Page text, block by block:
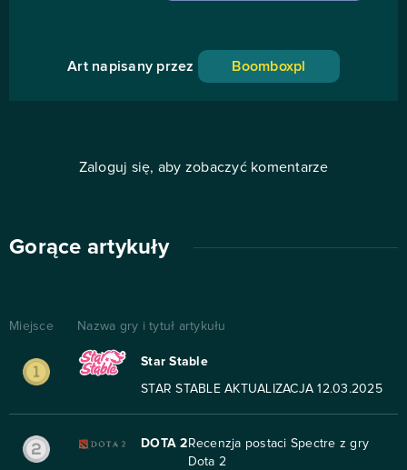
Art napisany przez Boomboxpl
Zaloguj się, aby zobaczyć komentarze
Gorące artykuły
Miejsce Nazwa gry i tytuł artykułu
Star Stable
STAR STABLE AKTUALIZACJA 12.03.2025
DOTA 2 Recenzja postaci Spectre z gry
Dota 2